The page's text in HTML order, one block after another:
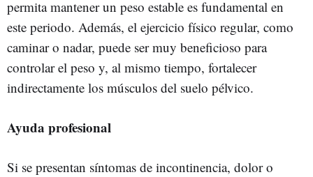
permita mantener un peso estable es fundamental en
este periodo. Además, el ejercicio físico regular, como
caminar o nadar, puede ser muy beneficioso para
controlar el peso y, al mismo tiempo, fortalecer
indirectamente los músculos del suelo pélvico.
Ayuda profesional
Si se presentan síntomas de incontinencia, dolor o